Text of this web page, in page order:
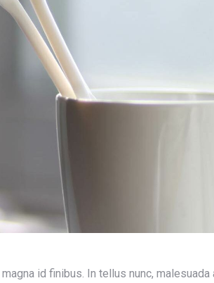
id finibus. In tellus nunc, malesuada